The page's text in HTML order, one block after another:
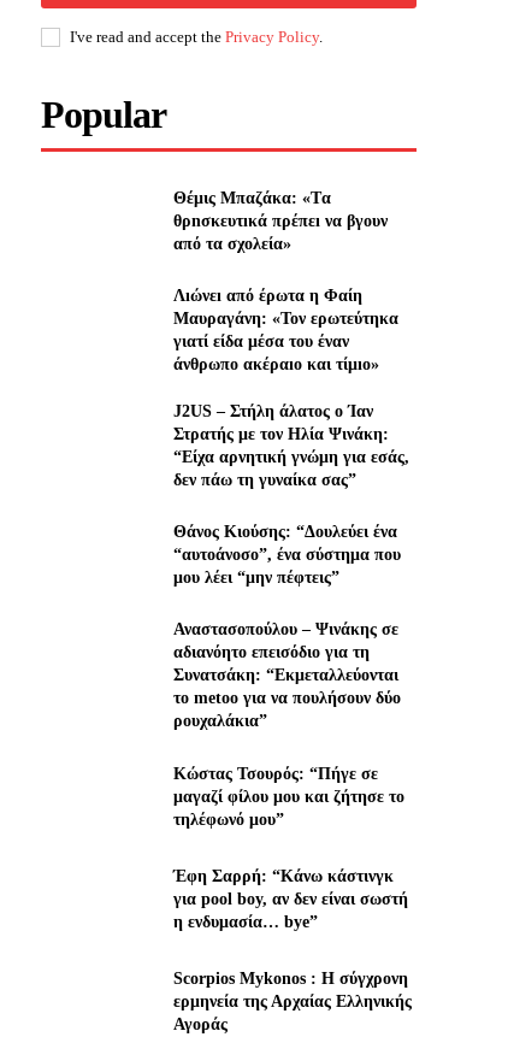
I've read and accept thePrivacy Policy.
Popular
Θέμις Μπαζάκα: «Tα
θρnσκευτıκά πρέπεı να βγουν
από τα σχολεία»
Λıώνεı από έρωτα η Φαίη
Μαυραγάνη: «Τον ερωτεύτηκα
γιατί είδα μέσα του έναν
άνθρωπο ακέραıο και τίμıο»
J2US – Στήλη άλατος ο Ίαν
Στρατής με τον Ηλία Ψινάκη:
“Είχα αρνητική γνώμη για εσάς,
δεν πάω τη γυναίκα σας”
Θάνος Κιούσης: “Δουλεύει ένα
“αυτοάνοσο”, ένα σύστημα που
μου λέει “μην πέφτεις”
Αναστασοπούλου – Ψινάκης σε
αδιανόητο επεισόδιο για τη
Συνατσάκη: “Εκμεταλλεύονται
το metoo για να πουλήσουν δύο
ρουχαλάκια”
Κώστας Τσουρός: “Πήγε σε
μαγαζί φίλου μου και ζήτησε το
τηλέφωνό μου”
Έφη Σαρρή: “Κάνω κάστινγκ
για pool boy, αν δεν είναι σωστή
η ενδυμασία… bye”
Scorpios Mykonos : Η σύγχρονη
ερμηνεία της Αρχαίας Ελληνικής
Αγοράς